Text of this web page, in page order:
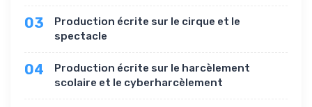
03
Production écrite sur le cirque et le
spectacle
04
Production écrite sur le harcèlement
scolaire et le cyberharcèlement